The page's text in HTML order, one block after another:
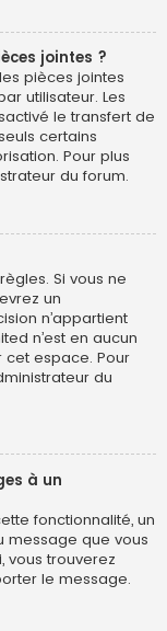
jointes ?
pièces jointes
utilisateur. Les
le transfert de
certains
Pour plus
du forum.
Si vous ne
un
n’appartient
n’est en aucun
espace. Pour
du
à un
fonctionnalité, un
message que vous
vous trouverez
le message.